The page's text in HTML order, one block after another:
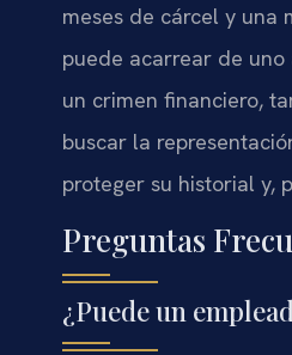
meses de cárcel y una
puede acarrear de
un crimen financiero,
buscar la
proteger su historial y,
Preguntas
¿Puede un